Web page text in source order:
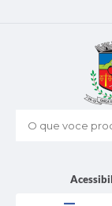
O que voce